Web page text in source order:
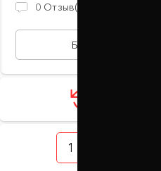
0 Отзыв(ов)
БЫСТРАЯ ПОКУПКА
1